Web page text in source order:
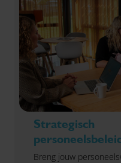
Strategisch
Breng jouw